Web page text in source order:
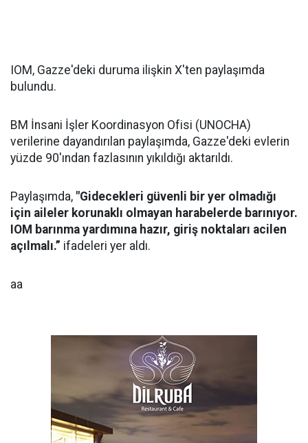
IOM, Gazze'deki duruma ilişkin X'ten paylaşımda
bulundu.
BM İnsani İşler Koordinasyon Ofisi (UNOCHA)
verilerine dayandırılan paylaşımda, Gazze'deki evlerin
yüzde 90'ından fazlasının yıkıldığı aktarıldı.
Paylaşımda, "Gidecekleri güvenli bir yer olmadığı
için aileler korunaklı olmayan harabelerde barınıyor.
IOM barınma yardımına hazır, giriş noktaları acilen
açılmalı.” ifadeleri yer aldı.
aa